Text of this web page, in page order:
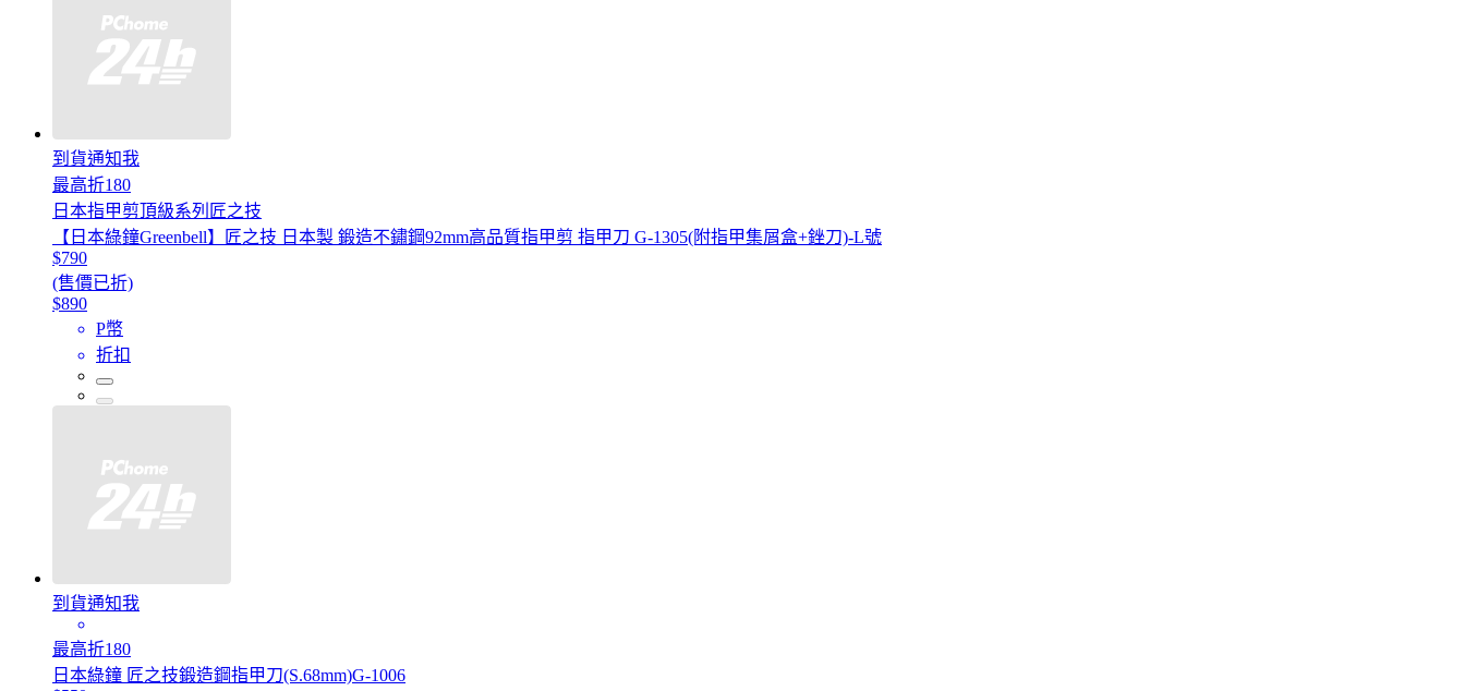
到貨通知我
最高折180
日本指甲剪頂級系列匠之技
【日本綠鐘Greenbell】匠之技 日本製 鍛造不鏽鋼92mm高品質指甲剪 指甲刀 G-1305(附指甲集屑盒+銼刀)-L號
$790
(售價已折)
$890
P幣
折扣
到貨通知我
最高折180
日本綠鐘 匠之技鍛造鋼指甲刀(S.68mm)G-1006